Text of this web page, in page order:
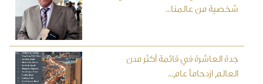
شخصية من عالمنا...
جدة العاشرة في قائمة أكثر مدن
العالم ازدحاماً عام...